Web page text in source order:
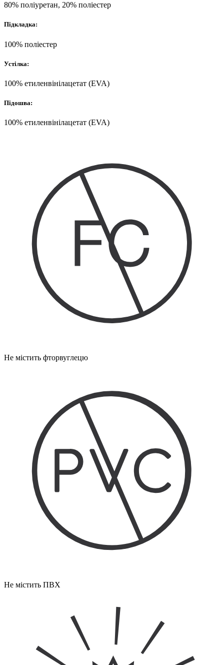
80% поліуретан, 20% поліестер
Підкладка:
100% поліестер
Устілка:
100% етиленвінілацетат (EVA)
Підошва:
100% етиленвінілацетат (EVA)
Не містить фторвуглецю
Не містить ПВХ